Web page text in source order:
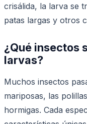
crisálida, la larva se
patas largas y otros
¿Qué insectos
larvas?
Muchos insectos
mariposas, las
hormigas. Cada